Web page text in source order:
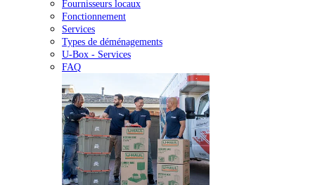
Fournisseurs locaux
Fonctionnement
Services
Types de déménagements
U-Box - Services
FAQ